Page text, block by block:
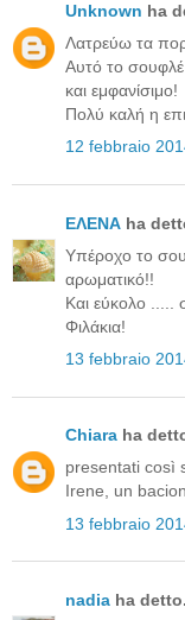
Unknown ha
Λατρεύω τα
Αυτό το σουφλέ
και εμφανίσιμο!
Πολύ καλή η
12 febbraio
ΕΛΕΝΑ ha
Υπέροχο το
αρωματικό!!
Και εύκολο .....
Φιλάκια!
13 febbraio
Chiara ha
presentati così
Irene, un
13 febbraio
nadia ha